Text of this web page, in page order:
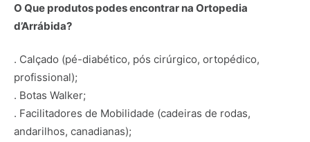
O Que produtos podes encontrar na Ortopedia
d’Arrábida?
. Calçado (pé-diabético, pós cirúrgico, ortopédico,
profissional);
. Botas Walker;
. Facilitadores de Mobilidade (cadeiras de rodas,
andarilhos, canadianas);